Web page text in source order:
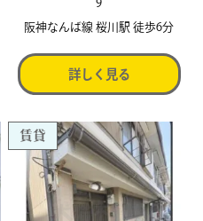
9
阪神なんば線 桜川駅 徒歩6分
詳しく見る
賃貸